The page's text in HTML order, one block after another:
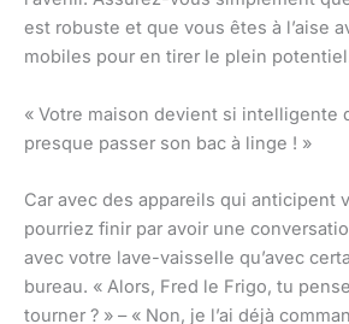
est robuste et que vous êtes à l’aise
mobiles pour en tirer le plein
« Votre maison devient si intelligente
presque passer son bac à linge ! »
Car avec des appareils qui anticipent
pourriez finir par avoir une
avec votre lave-vaisselle qu’avec
bureau. « Alors, Fred le Frigo, tu
tourner ? » – « Non, je l’ai déjà